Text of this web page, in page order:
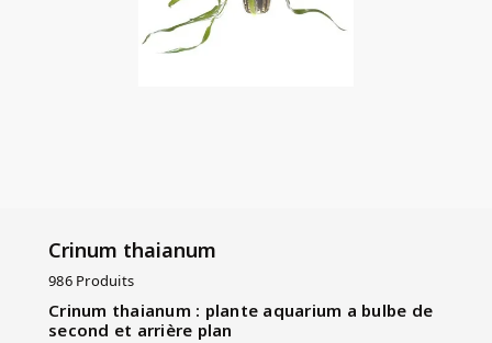
Crinum thaianum
986 Produits
Crinum thaianum : plante aquarium a bulbe de
second et arrière plan